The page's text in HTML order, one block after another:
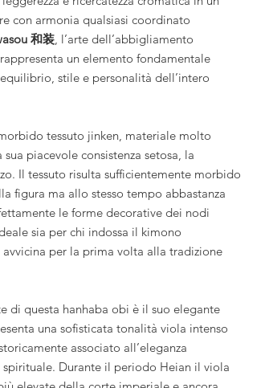
con armonia qualsiasi coordinato
和装, l’arte dell’abbigliamento
un elemento fondamentale
stile e personalità dell’intero
tessuto jinken, materiale molto
piacevole consistenza setosa, la
Il tessuto risulta sufficientemente morbido
figura ma allo stesso tempo abbastanza
le forme decorative dei nodi
sia per chi indossa il kimono
per la prima volta alla tradizione
di questa hanhaba obi è il suo elegante
una sofisticata tonalità viola intenso
associato all’eleganza
spirituale. Durante il periodo Heian il viola